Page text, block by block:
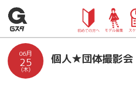
06月
25
(木)
個人★団体撮影会